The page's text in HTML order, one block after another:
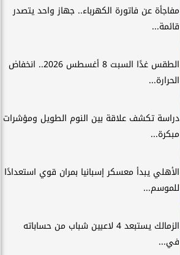
مفاجأة عن فاتورة الكهرباء.. جهاز واحد يتصدر
قائمة...
الطقس غدًا السبت 8 أغسطس 2026.. انخفاض
الحرارة...
دراسة تكشف علاقة بين النوم الطويل ومؤشرات
مبكرة...
الأهلي يبدأ معسكر إسبانيا بمران قوي استعدادًا
للموسم...
الزمالك يستبعد 4 لاعبين شباب من حساباته
في...